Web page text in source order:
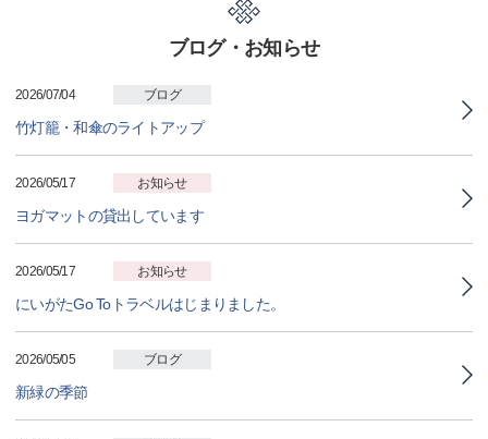
ブログ・お知らせ
2026/07/04 ブログ
竹灯籠・和傘のライトアップ
2026/05/17 お知らせ
ヨガマットの貸出しています
2026/05/17 お知らせ
にいがたGo Toトラベルはじまりました。
2026/05/05 ブログ
新緑の季節